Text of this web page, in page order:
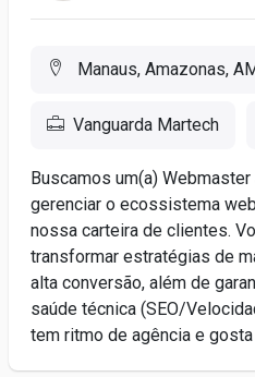
Manaus, Amazonas,
Vanguarda Martech
Buscamos um(a)
gerenciar o ecossistema
nossa carteira de clientes.
transformar estratégias de
alta conversão, além de
saúde técnica (SEO/
tem ritmo de agência e gosta